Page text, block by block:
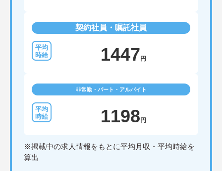
契約社員・嘱託社員
1447 円
非常勤・パート・アルバイト
1198 円
※掲載中の求人情報をもとに平均月収・平均時給を
算出